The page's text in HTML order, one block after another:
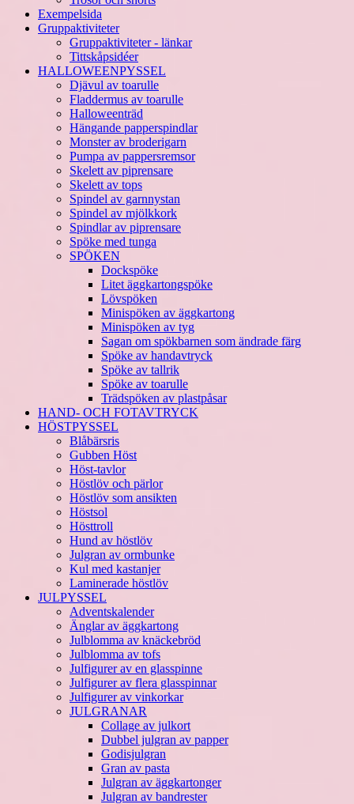
Exempelsida
Gruppaktiviteter
Gruppaktiviteter - länkar
Tittskåpsidéer
HALLOWEENPYSSEL
Djävul av toarulle
Fladdermus av toarulle
Halloweenträd
Hängande papperspindlar
Monster av broderigarn
Pumpa av pappersremsor
Skelett av piprensare
Skelett av tops
Spindel av garnnystan
Spindel av mjölkkork
Spindlar av piprensare
Spöke med tunga
SPÖKEN
Dockspöke
Litet äggkartongspöke
Lövspöken
Minispöken av äggkartong
Minispöken av tyg
Sagan om spökbarnen som ändrade färg
Spöke av handavtryck
Spöke av tallrik
Spöke av toarulle
Trädspöken av plastpåsar
HAND- OCH FOTAVTRYCK
HÖSTPYSSEL
Blåbärsris
Gubben Höst
Höst-tavlor
Höstlöv och pärlor
Höstlöv som ansikten
Höstsol
Hösttroll
Hund av höstlöv
Julgran av ormbunke
Kul med kastanjer
Laminerade höstlöv
JULPYSSEL
Adventskalender
Änglar av äggkartong
Julblomma av knäckebröd
Julblomma av tofs
Julfigurer av en glasspinne
Julfigurer av flera glasspinnar
Julfigurer av vinkorkar
JULGRANAR
Collage av julkort
Dubbel julgran av papper
Godisjulgran
Gran av pasta
Julgran av äggkartonger
Julgran av bandrester